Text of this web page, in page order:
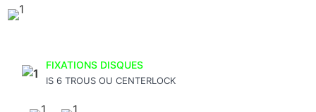
FIXATIONS DISQUES
IS 6 TROUS OU CENTERLOCK